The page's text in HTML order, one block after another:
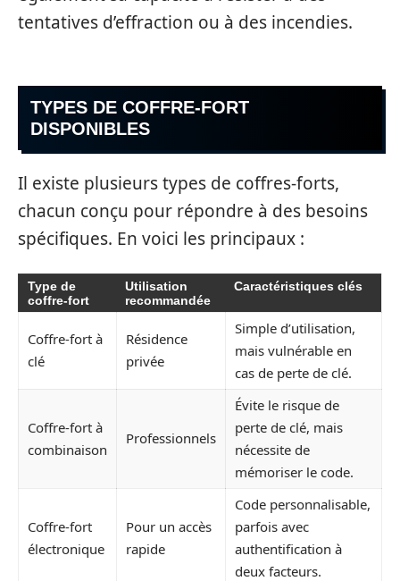
tentatives d’effraction ou à des incendies.
TYPES DE COFFRE-FORT
DISPONIBLES
Il existe plusieurs types de coffres-forts,
chacun conçu pour répondre à des besoins
spécifiques. En voici les principaux :
Type de
coffre-fort
Utilisation
recommandée
Caractéristiques clés
Coffre-fort à
clé
Résidence
privée
Simple d’utilisation,
mais vulnérable en
cas de perte de clé.
Coffre-fort à
combinaison
Professionnels
Évite le risque de
perte de clé, mais
nécessite de
mémoriser le code.
Coffre-fort
électronique
Pour un accès
rapide
Code personnalisable,
parfois avec
authentification à
deux facteurs.